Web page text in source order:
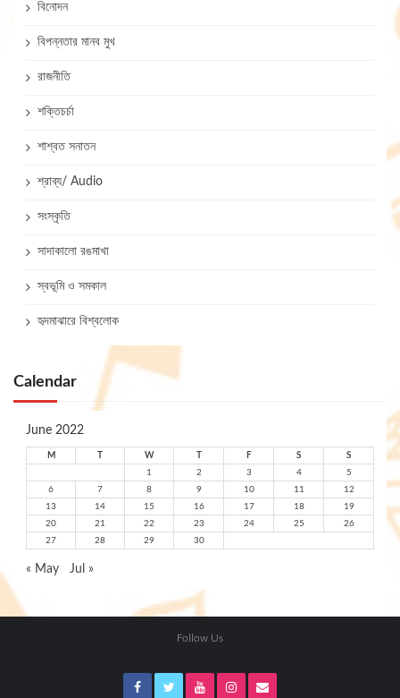
বিনোদন
বিপন্নতার মানব মুখ
রাজনীতি
শক্তিচর্চা
শাশ্বত সনাতন
শ্রাব্য/ Audio
সংস্কৃতি
সাদাকালো রঙমাখা
স্বভূমি ও সমকাল
হৃদমাঝারে বিশ্বলোক
Calendar
June 2022
M W F S
S
1
2 3 4
5
6
7 8 9 10 11
12
13
14 15 16 17 18
19
20
21 22 23 24 25
26
27
28 29 30
« May Jul »
Follow Us